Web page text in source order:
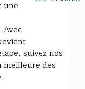
une
Avec
suivez nos
meilleure des